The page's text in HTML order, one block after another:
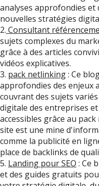
analyses approfondies et
nouvelles stratégies
2. Consultant
sujets complexes du
grâce à des articles
vidéos explicatives.
3. pack netlinking: Ce
approfondies des enjeux
couvrant des sujets
digitale des entreprises
accessibles grâce au
site est une mine
comme la publicité en
place de backlinks de
5. Landing pour SEO : Ce
et des guides gratuits